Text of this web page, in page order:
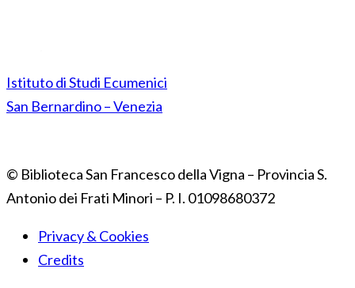
Istituto di Studi Ecumenici
San Bernardino – Venezia
© Biblioteca San Francesco della Vigna – Provincia S.
Antonio dei Frati Minori – P. I. 01098680372
Privacy & Cookies
Credits